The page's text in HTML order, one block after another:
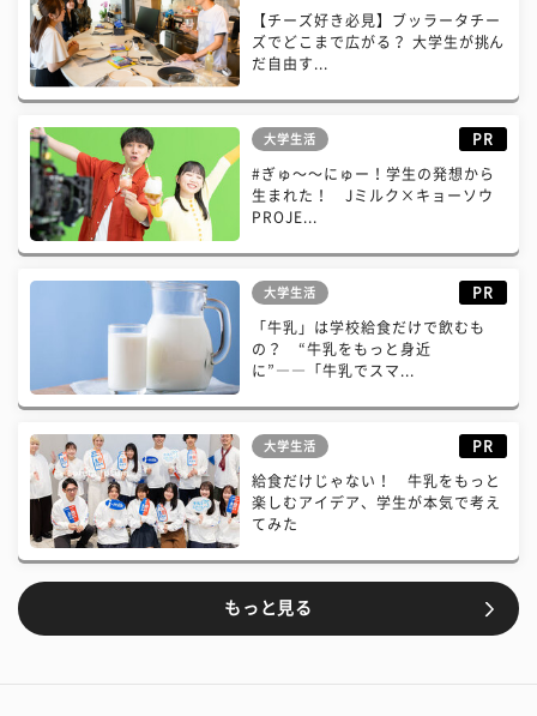
【チーズ好き必見】ブッラータチー
ズでどこまで広がる？ 大学生が挑ん
だ自由す...
大学生活 PR
#ぎゅ〜〜にゅー！学生の発想から
生まれた！ Jミルク×キョーソウ
PROJE...
大学生活 PR
「牛乳」は学校給食だけで飲むも
の？ “牛乳をもっと身近
に”――「牛乳でスマ...
大学生活 PR
給食だけじゃない！ 牛乳をもっと
楽しむアイデア、学生が本気で考え
てみた
もっと見る